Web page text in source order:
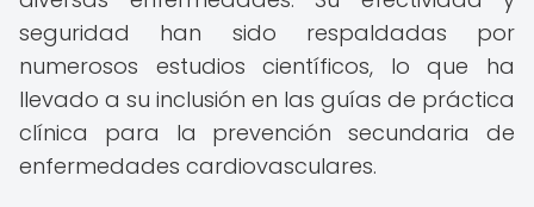
seguridad han sido respaldadas por
numerosos estudios científicos, lo que ha
llevado a su inclusión en las guías de práctica
clínica para la prevención secundaria de
enfermedades cardiovasculares.